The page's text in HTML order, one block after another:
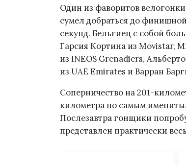
Один из фаворитов
сумел добраться до
секунд. Бельгиец с собой
Гарсия Кортина из Movistar,
из INEOS Grenadiers,
из UAE Emirates и Варран
Соперничество на 201-
километра по самым
Послезавтра гонщики
представлен практически